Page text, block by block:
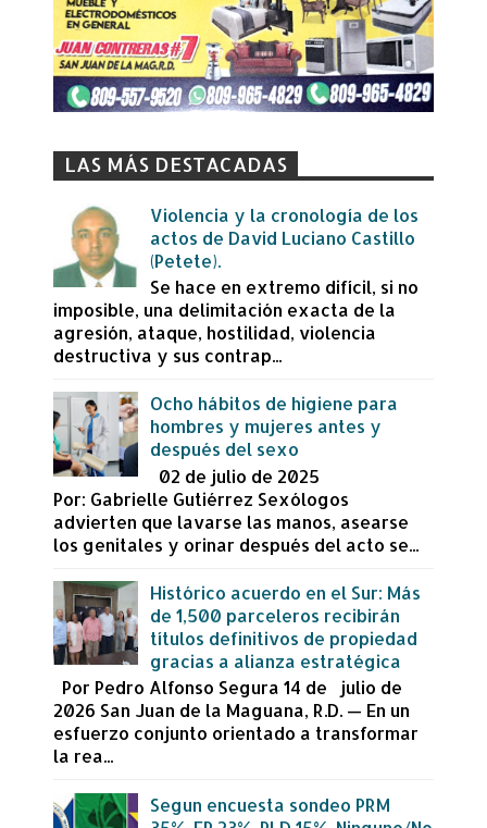
LAS MÁS DESTACADAS
Violencia y la cronología de los
actos de David Luciano Castillo
(Petete).
Se hace en extremo difícil, si no
imposible, una delimitación exacta de la
agresión, ataque, hostilidad, violencia
destructiva y sus contrap...
Ocho hábitos de higiene para
hombres y mujeres antes y
después del sexo
02 de julio de 2025
Por: Gabrielle Gutiérrez Sexólogos
advierten que lavarse las manos, asearse
los genitales y orinar después del acto se...
Histórico acuerdo en el Sur: Más
de 1,500 parceleros recibirán
títulos definitivos de propiedad
gracias a alianza estratégica
Por Pedro Alfonso Segura 14 de julio de
2026 San Juan de la Maguana, R.D. — En un
esfuerzo conjunto orientado a transformar
la rea...
Segun encuesta sondeo PRM